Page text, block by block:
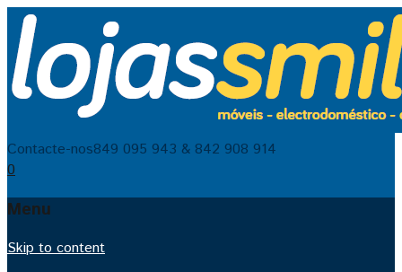
Contacte-nos849 095 943 & 842 908 914
0
Menu
Skip to content